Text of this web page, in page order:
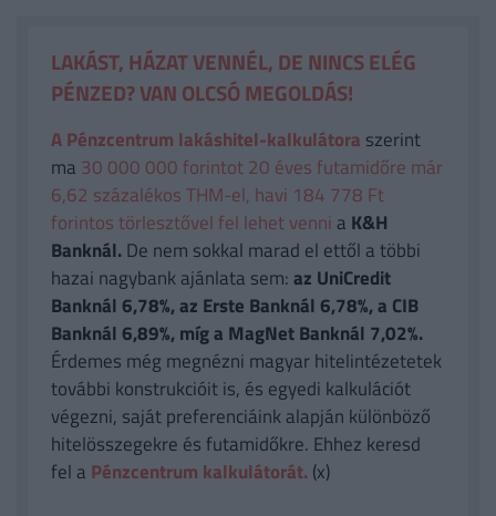
LAKÁST, HÁZAT VENNÉL, DE NINCS ELÉG
PÉNZED? VAN OLCSÓ MEGOLDÁS!
A Pénzcentrum lakáshitel-kalkulátora szerint
ma 30 000 000 forintot 20 éves futamidőre már
6,62 százalékos THM-el, havi 184 778 Ft
forintos törlesztővel fel lehet venni a K&H
Banknál.De nem sokkal marad el ettől a többi
hazai nagybank ajánlata sem:az UniCredit
Banknál 6,78%, az Erste Banknál 6,78%, a CIB
Banknál 6,89%, míg a MagNet Banknál 7,02%.
Érdemes még megnézni magyar hitelintézetetek
további konstrukcióit is, és egyedi kalkulációt
végezni, saját preferenciáink alapján különböző
hitelösszegekre és futamidőkre. Ehhez keresd
fel a Pénzcentrum kalkulátorát. (x)